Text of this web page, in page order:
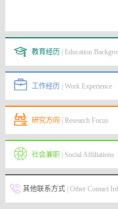
教育经历 | Education
工作经历 | Work Experience
研究方向 | Research Focus
社会兼职 | Social Affiliations
其他联系方式| Other Contact